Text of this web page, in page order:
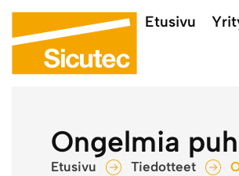
Etusivu
Ongelmia
Etusivu Tiedotteet